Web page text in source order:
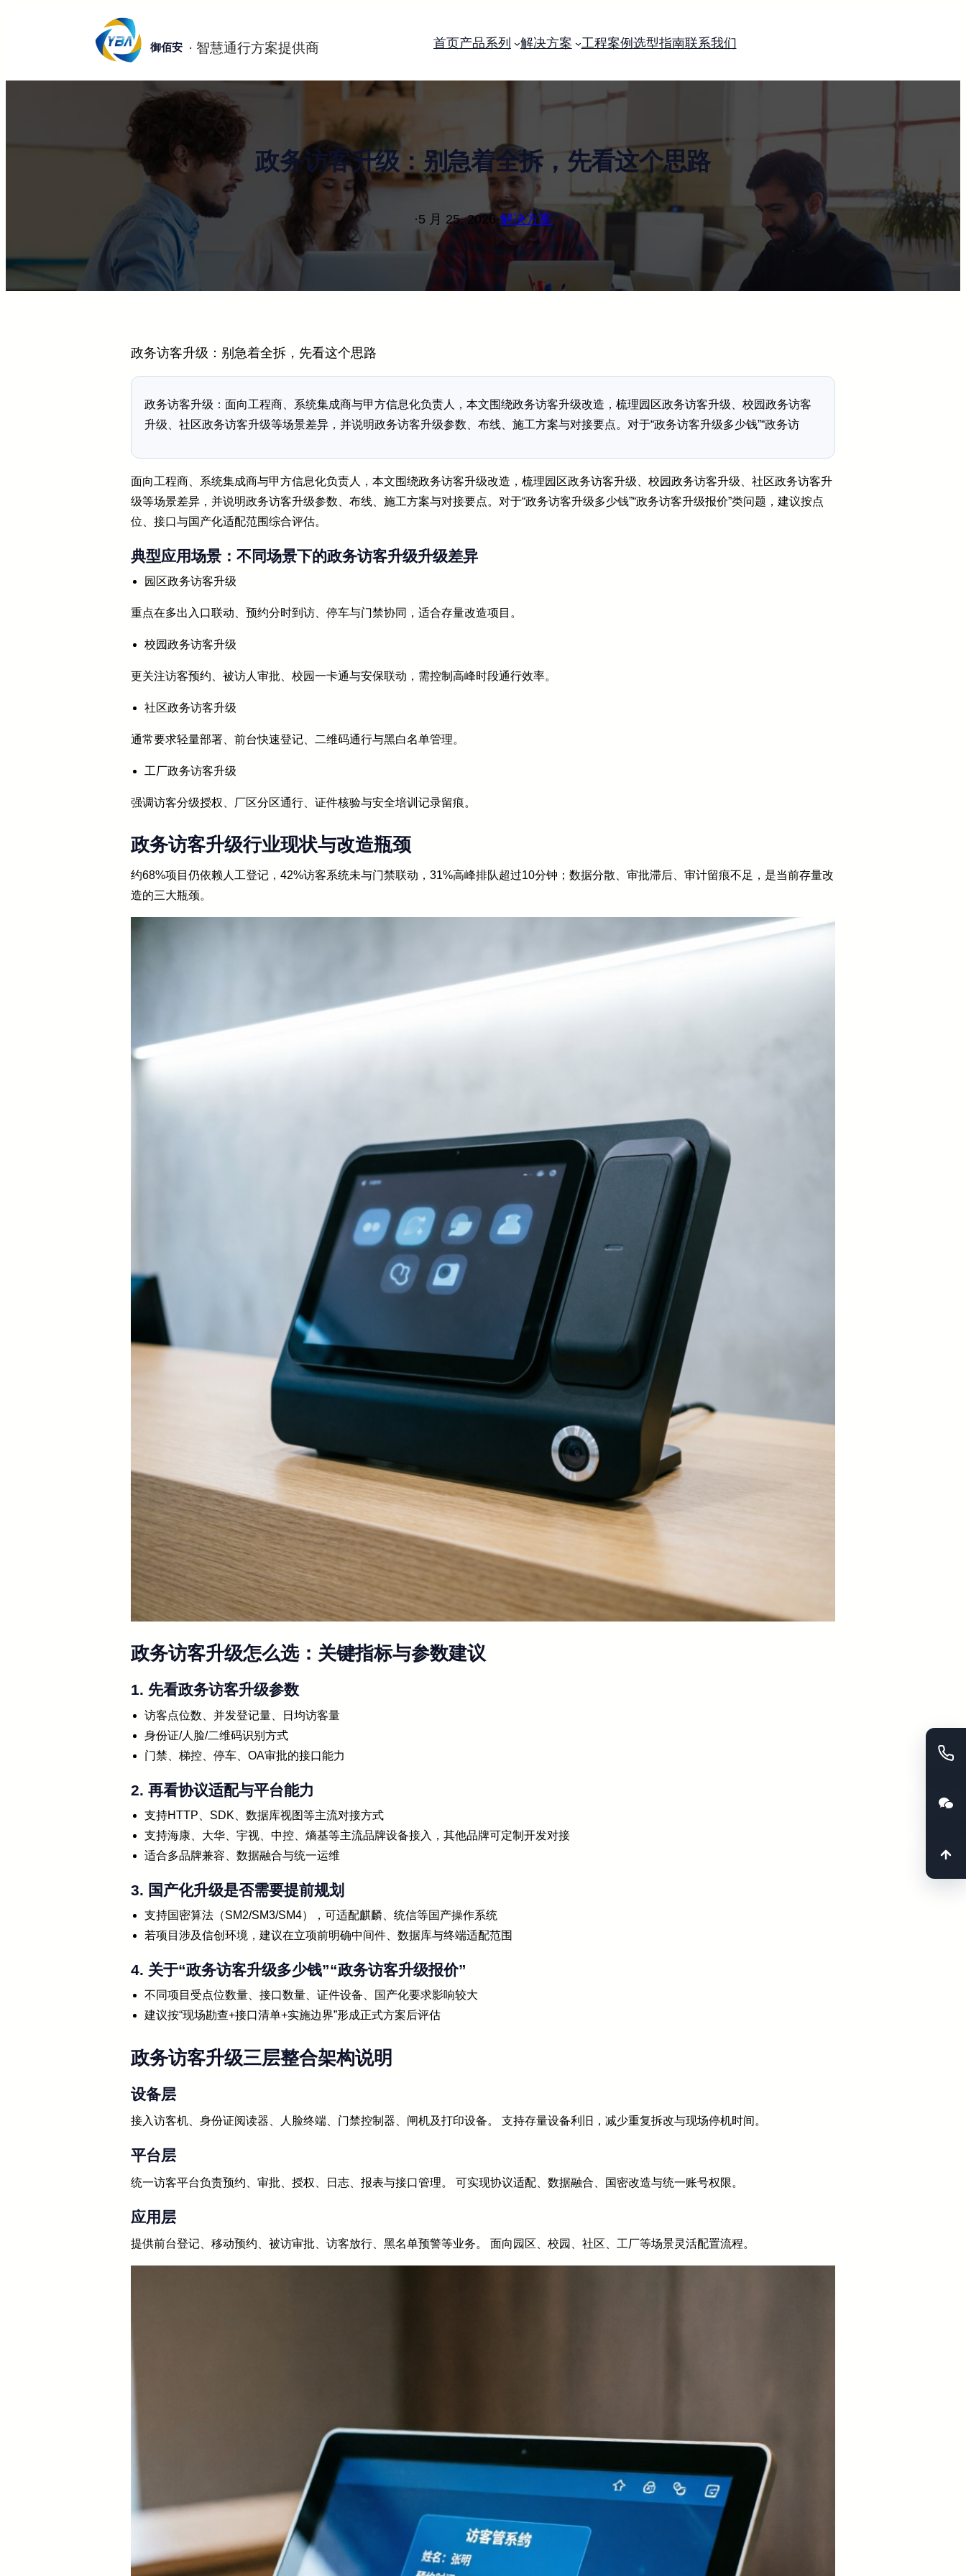
御佰安 首页产品系列 解决方案 工程案例 选型指南联系我们
政务访客升级：别急着全拆，先看这个思路
·5 月 25, 2026·解决方案
政务访客升级：别急着全拆，先看这个思路
政务访客升级：面向工程商、系统集成商与甲方信息化负责人，本文围绕政务访客升级改造，梳理园区政务访客升级、校园政务访客
升级、社区政务访客升级等场景差异，并说明政务访客升级参数、布线、施工方案与对接要点。对于“政务访客升级多少钱”“政务访
面向工程商、系统集成商与甲方信息化负责人，本文围绕政务访客升级改造，梳理园区政务访客升级、校园政务访客升级、社区政务访客升
级等场景差异，并说明政务访客升级参数、布线、施工方案与对接要点。对于“政务访客升级多少钱”“政务访客升级报价”类问题，建议按点
位、接口与国产化适配范围综合评估。
典型应用场景：不同场景下的政务访客升级升级差异
园区政务访客升级
重点在多出入口联动、预约分时到访、停车与门禁协同，适合存量改造项目。
校园政务访客升级
更关注访客预约、被访人审批、校园一卡通与安保联动，需控制高峰时段通行效率。
社区政务访客升级
通常要求轻量部署、前台快速登记、二维码通行与黑白名单管理。
工厂政务访客升级
强调访客分级授权、厂区分区通行、证件核验与安全培训记录留痕。
政务访客升级行业现状与改造瓶颈
约68%项目仍依赖人工登记，42%访客系统未与门禁联动，31%高峰排队超过10分钟；数据分散、审批滞后、审计留痕不足，是当前存量改
造的三大瓶颈。
政务访客升级怎么选：关键指标与参数建议
1. 先看政务访客升级参数
访客点位数、并发登记量、日均访客量
身份证/人脸/二维码识别方式
门禁、梯控、停车、OA审批的接口能力
2. 再看协议适配与平台能力
支持HTTP、SDK、数据库视图等主流对接方式
支持海康、大华、宇视、中控、熵基等主流品牌设备接入，其他品牌可定制开发对接
适合多品牌兼容、数据融合与统一运维
3. 国产化升级是否需要提前规划
支持国密算法（SM2/SM3/SM4），可适配麒麟、统信等国产操作系统
若项目涉及信创环境，建议在立项前明确中间件、数据库与终端适配范围
4. 关于“政务访客升级多少钱”“政务访客升级报价”
不同项目受点位数量、接口数量、证件设备、国产化要求影响较大
建议按“现场勘查+接口清单+实施边界”形成正式方案后评估
政务访客升级三层整合架构说明
设备层
接入访客机、身份证阅读器、人脸终端、门禁控制器、闸机及打印设备。 支持存量设备利旧，减少重复拆改与现场停机时间。
平台层
统一访客平台负责预约、审批、授权、日志、报表与接口管理。 可实现协议适配、数据融合、国密改造与统一账号权限。
应用层
提供前台登记、移动预约、被访审批、访客放行、黑名单预警等业务。 面向园区、校园、社区、工厂等场景灵活配置流程。